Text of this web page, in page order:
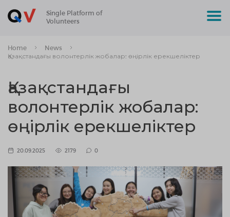
Single Platform of
Volunteers
Home
News
Қазақстандағы волонтерлік жобалар: өңірлік ерекшеліктер
Қазақстандағы
волонтерлік жобалар:
өңірлік ерекшеліктер
20.09.2025 2179 0